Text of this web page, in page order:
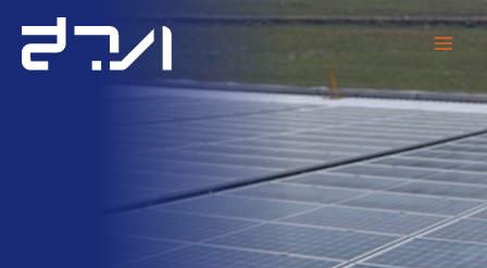
content
Main